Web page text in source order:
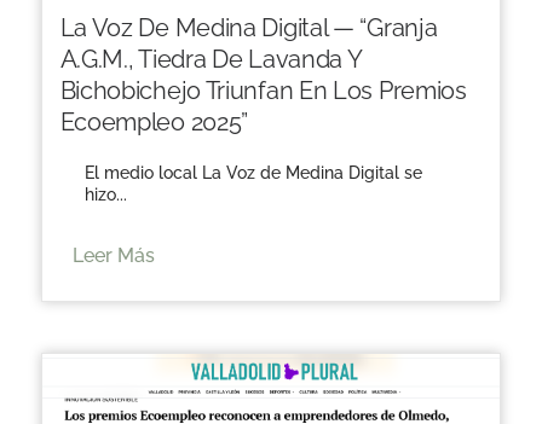
La Voz De Medina Digital — “Granja
A.G.M., Tiedra De Lavanda Y
Bichobichejo Triunfan En Los Premios
Ecoempleo 2025”
El medio local La Voz de Medina Digital se
hizo...
Leer Más